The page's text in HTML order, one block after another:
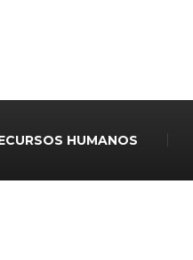
HUMANOS